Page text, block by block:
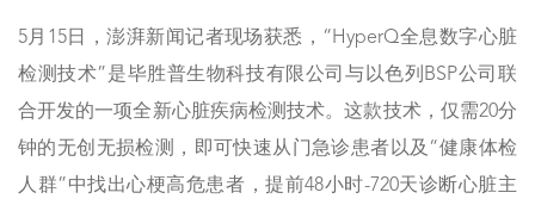
5月15日，澎湃新闻记者现场获悉，“HyperQ全息数字心脏
检测技术”是毕胜普生物科技有限公司与以色列BSP公司联
合开发的一项全新心脏疾病检测技术。这款技术，仅需20分
钟的无创无损检测，即可快速从门急诊患者以及“健康体检
人群”中找出心梗高危患者，提前48小时-720天诊断心脏主